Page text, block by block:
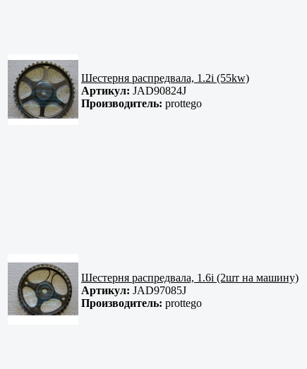
Шестерня распредвала, 1.2i (55kw)
Артикул: JAD90824J
Производитель: prottego
Шестерня распредвала, 1.6i (2шт на машину)
Артикул: JAD97085J
Производитель: prottego